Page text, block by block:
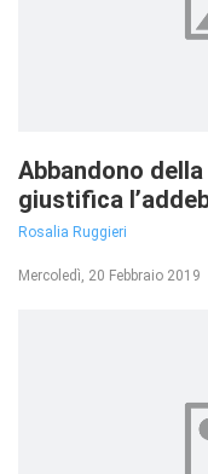
Abbandono
giustifica
Rosalia Ruggieri
Mercoledì, 20 Febbraio 2019